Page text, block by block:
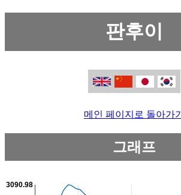
판후이
메인 페이지로 돌아가기
그래프
3090.98